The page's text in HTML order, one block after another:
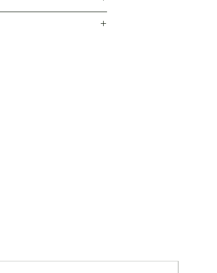
mm²
norme NFC 33-090-1
profond étagé pour la